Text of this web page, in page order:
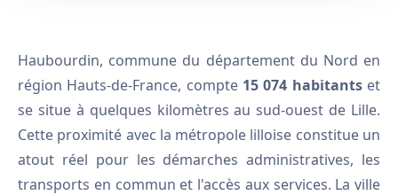
Haubourdin, commune du département du Nord en
région Hauts-de-France, compte 15 074 habitantset
se situe à quelques kilomètres au sud-ouest de Lille.
Cette proximité avec la métropole lilloise constitue un
atout réel pour les démarches administratives, les
transports en commun et l'accès aux services. La ville